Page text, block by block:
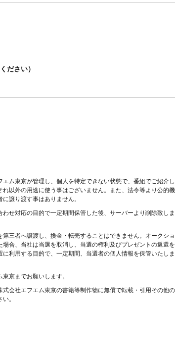
ださい）
ム東京が管理し、個人を特定できない状態で、番組でご紹介し
以外の用途に使う事はございません。また、法令等より公的機
譲り渡す事はありません。
せ対応の目的で一定期間保管した後、サーバーより削除致しま
三者へ譲渡し、換金・転売することはできません。オークショ
合、当社は当選を取消し、当選の権利及びプレゼントの返還を
利用する目的で、一定期間、当選者の個人情報を保管いたしま
京までお願いします。
会社エフエム東京の書籍等制作物に無償で転載・引用その他の
。